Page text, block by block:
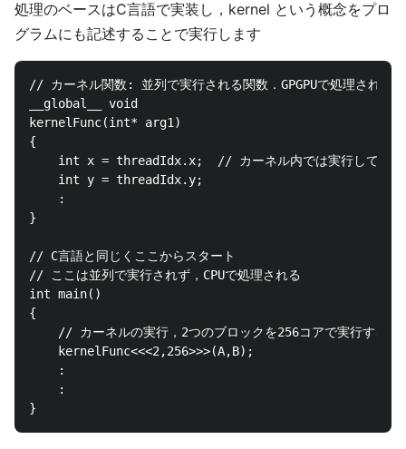
処理のベースはC言語で実装し，kernel という概念をプロ
グラムにも記述することで実行します
// カーネル関数: 並列で実行される関数．GPGPUで処理される
__global__ void
kernelFunc(int* arg1)
{
int x = threadIdx.x;  // カーネル内では実行している
    int y = threadIdx.y;
    :
}
// C言語と同じくここからスタート
// ここは並列で実行されず，CPUで処理される
int main()
{
    // カーネルの実行，2つのブロックを256コアで実行する
    kernelFunc<<<2,256>>>(A,B);
    :
    :